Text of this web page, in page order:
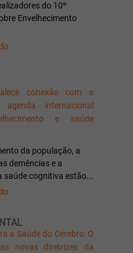
do 10º
Envelhecimento
conexão com a
internacional
e saúde
da população, a
demências e a
saúde cognitiva estão...
a Saúde do Cérebro: O
novas diretrizes da